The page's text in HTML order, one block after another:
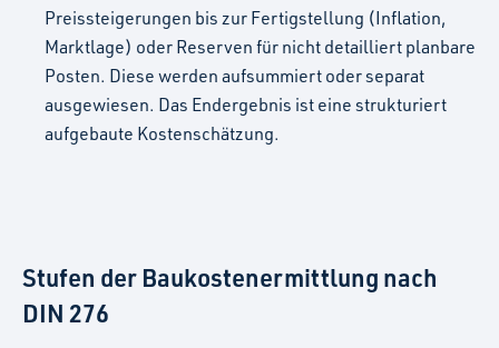
Preissteigerungen bis zur Fertigstellung (Inflation,
Marktlage) oder Reserven für nicht detailliert planbare
Posten. Diese werden aufsummiert oder separat
ausgewiesen. Das Endergebnis ist eine strukturiert
aufgebaute Kostenschätzung.
Stufen der Baukostenermittlung nach
DIN 276